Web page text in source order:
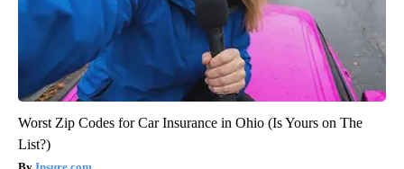
Worst Zip Codes for Car Insurance in Ohio (Is Yours on The
List?)